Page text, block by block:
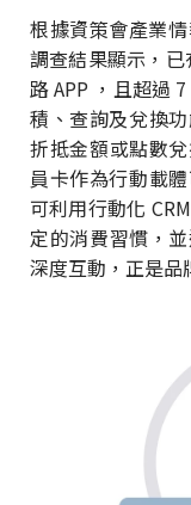
根據資策會產業
調查結果顯示，
路 APP ，且超過
積、查詢及兌換
折抵金額或點數
員卡作為行動載
可利用行動化
定的消費習慣，
深度互動，正是品